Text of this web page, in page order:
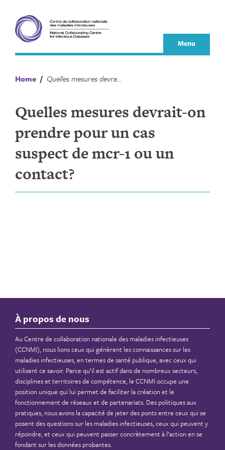
content
Menu
Home / Quelles mesures devrait-on prendre pour un cas suspect de mcr-1 ou un contact?
Quelles mesures devrait-on
prendre pour un cas
suspect de mcr-1 ou un
contact?
À propos de nous
Au Centre de collaboration nationale des maladies infectieuses
(CCNMI), nous lions ceux qui génèrent les connaissances sur les
maladies infectieuses, en termes de santé publique, avec ceux qui
utilisent ce savoir. Parce qu’il est actif dans de nombreux secteurs,
disciplines et territoires de compétence, le CCNMI occupe une
position unique qui lui permet de faciliter la création et le
fonctionnement de réseaux et de partenariats. Des politiques aux
pratiques, nous avons la capacité de jeter des ponts entre ceux qui se
posent des questions sur les maladies infectieuses, ceux qui peuvent y
répondre, et ceux qui peuvent passer concrètement à l’action en se
fondant sur les données probantes.